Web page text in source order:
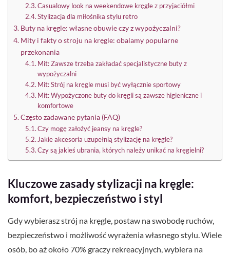
Casualowy look na weekendowe kręgle z przyjaciółmi
Stylizacja dla miłośnika stylu retro
Buty na kręgle: własne obuwie czy z wypożyczalni?
Mity i fakty o stroju na kręgle: obalamy popularne
przekonania
Mit: Zawsze trzeba zakładać specjalistyczne buty z
wypożyczalni
Mit: Strój na kręgle musi być wyłącznie sportowy
Mit: Wypożyczone buty do kręgli są zawsze higieniczne i
komfortowe
Często zadawane pytania (FAQ)
Czy mogę założyć jeansy na kręgle?
Jakie akcesoria uzupełnią stylizację na kręgle?
Czy są jakieś ubrania, których należy unikać na kręgielni?
Kluczowe zasady stylizacji na kręgle:
komfort, bezpieczeństwo i styl
Gdy wybierasz strój na kręgle, postaw na swobodę ruchów,
bezpieczeństwo i możliwość wyrażenia własnego stylu. Wiele
osób, bo aż około 70% graczy rekreacyjnych, wybiera na